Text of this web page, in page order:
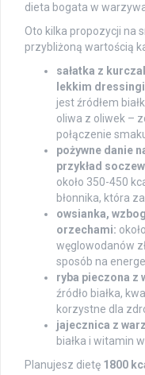
dieta bogata w
Oto kilka propozycji na
przybliżoną wartością
sałatka z
lekkim
jest źródłem
oliwa z oliwek –
połączenie
pożywne danie
przykład
około 350-450
błonnika, która
owsianka,
orzechami:
węglowodanów
sposób na
ryba pieczona z
źródło białka,
korzystne dla
jajecznica z
białka i witamin
Planujesz dietę 1800